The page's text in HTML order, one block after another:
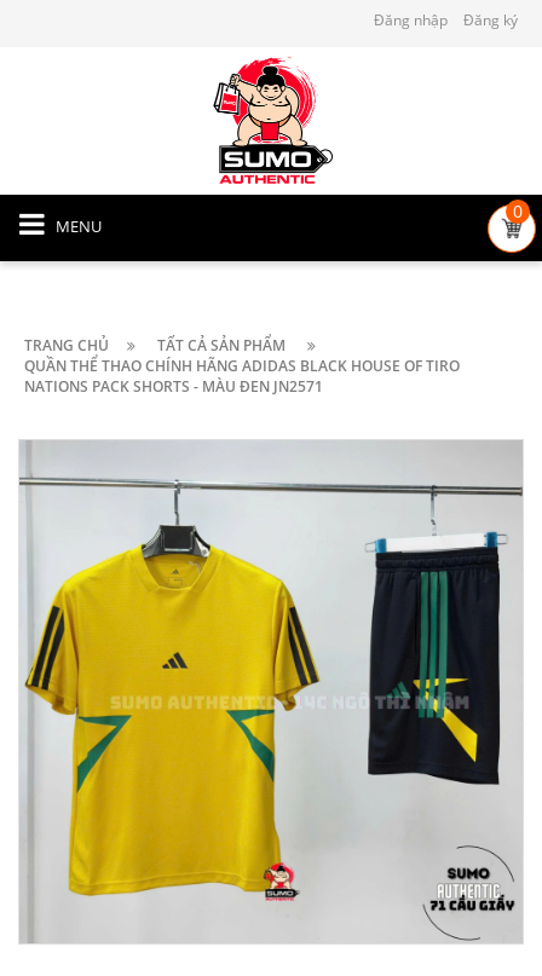
Đăng nhập Đăng ký
MENU
0
TRANG CHỦ
TẤT CẢ SẢN PHẨM
QUẦN THỂ THAO CHÍNH HÃNG ADIDAS BLACK HOUSE OF TIRO
NATIONS PACK SHORTS - MÀU ĐEN JN2571